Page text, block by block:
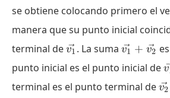
se obtiene colocando primero el
manera que su punto inicial
terminal de\vec{v_1}
v1 . La suma \vec{v_1}
v1 + v2
punto inicial es el punto inicial de v
terminal es el punto terminal de v2